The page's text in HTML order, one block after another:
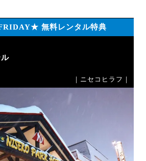
無料レンタル特典
｜ニセコヒラフ｜